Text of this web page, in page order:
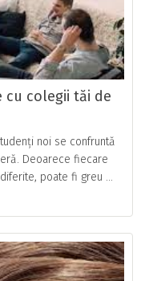
colegii tăi de
noi se confruntă
Deoarece fiecare
poate fi greu …